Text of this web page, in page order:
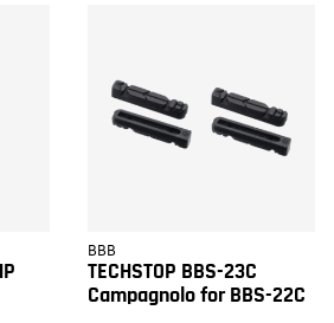
BBB
TECHSTOP BBS-23C
Campagnolo for BBS-22C